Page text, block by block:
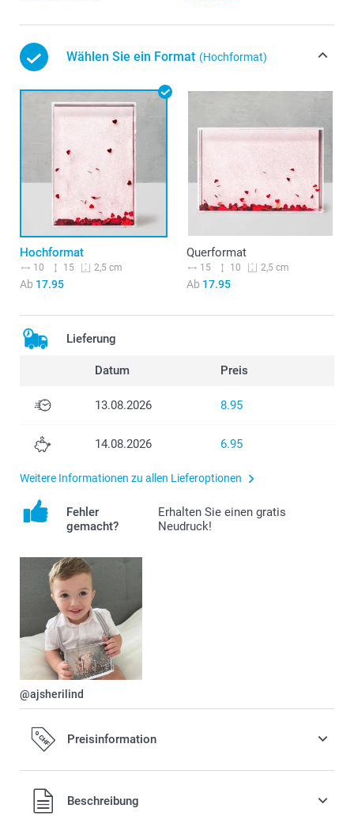
Wählen Sie ein Format (Hochformat)
Hochformat
10 15 2,5 cm
Ab 17.95
Querformat
15 10 2,5 cm
Ab 17.95
Lieferung
Datum Preis
13.08.2026 8.95
14.08.2026 6.95
Weitere Informationen zu allen Lieferoptionen
Fehler
gemacht?
Erhalten Sie einen gratis
Neudruck!
@ajsherilind
Preisinformation
Alle Preise verstehen sich in Schweizer Franken (CHF) inkl.
MwSt. und zzgl. Versandkosten.
Beschreibung